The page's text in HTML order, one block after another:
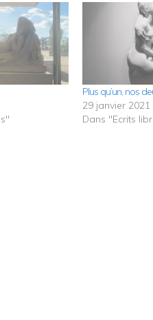
Plus qu’un, nos
29 janvier 2021
Dans "Ecrits